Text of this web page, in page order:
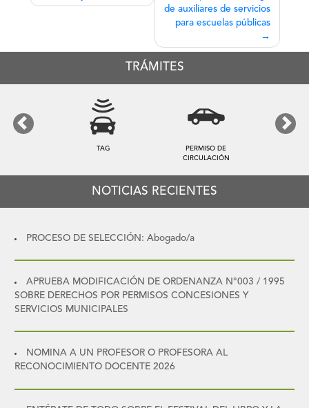
de auxiliares de servicios
para escuelas públicas
TRÁMITES
TAG
PERMISO DE
CIRCULACIÓN
Previous Next
NOTICIAS RECIENTES
PROCESO DE SELECCIÓN: Abogado/a
APRUEBA MODIFICACIÓN DE ORDENANZA N°003 / 1995
SOBRE DERECHOS POR PERMISOS CONCESIONES Y
SERVICIOS MUNICIPALES
NOMINA A UN PROFESOR O PROFESORA AL
RECONOCIMIENTO DOCENTE 2026